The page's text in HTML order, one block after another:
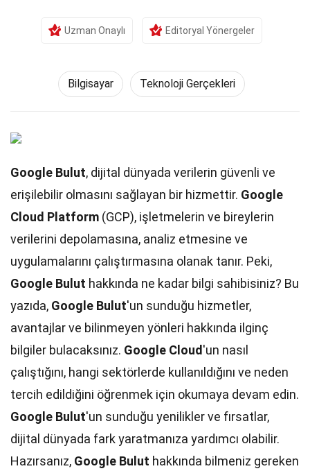
Uzman Onaylı Editoryal Yönergeler
Bilgisayar Teknoloji Gerçekleri
Google Bulut, dijital dünyada verilerin güvenli ve
erişilebilir olmasını sağlayan bir hizmettir. Google
Cloud Platform (GCP), işletmelerin ve bireylerin
verilerini depolamasına, analiz etmesine ve
uygulamalarını çalıştırmasına olanak tanır. Peki,
Google Bulut hakkında ne kadar bilgi sahibisiniz? Bu
yazıda, Google Bulut'un sunduğu hizmetler,
avantajlar ve bilinmeyen yönleri hakkında ilginç
bilgiler bulacaksınız. Google Cloud 'un nasıl
çalıştığını, hangi sektörlerde kullanıldığını ve neden
tercih edildiğini öğrenmek için okumaya devam edin.
Google Bulut'un sunduğu yenilikler ve fırsatlar,
dijital dünyada fark yaratmanıza yardımcı olabilir.
Hazırsanız, Google Bulut hakkında bilmeniz gereken